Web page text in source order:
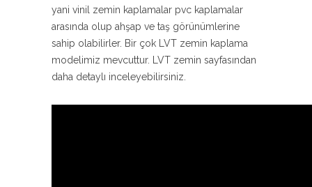
yani vinil zemin kaplamalar pvc kaplamalar
arasında olup ahşap ve taş görünümlerine
sahip olabilirler. Bir çok LVT zemin kaplama
modelimiz mevcuttur. LVT zemin sayfasından
daha detaylı inceleyebilirsiniz.